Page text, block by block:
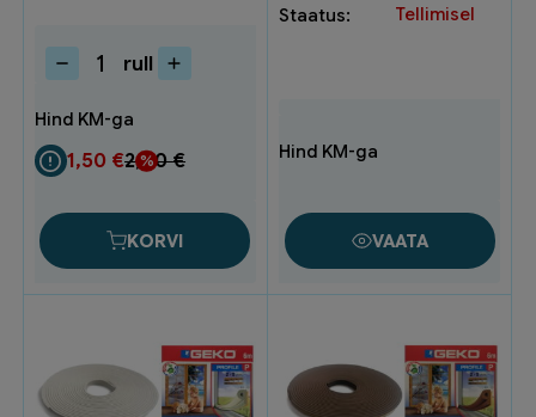
Prügikott
must
10tk
KP0751
(20)
rull
2,00€
1,50 €
KORVI
Tellimisel
VAATA